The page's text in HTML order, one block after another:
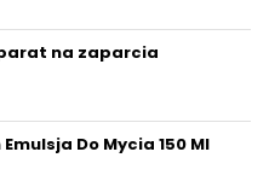
na zaparcia
Do Mycia 150 Ml